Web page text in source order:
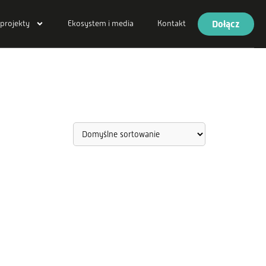
projekty Ekosystem i media Kontakt Dołącz